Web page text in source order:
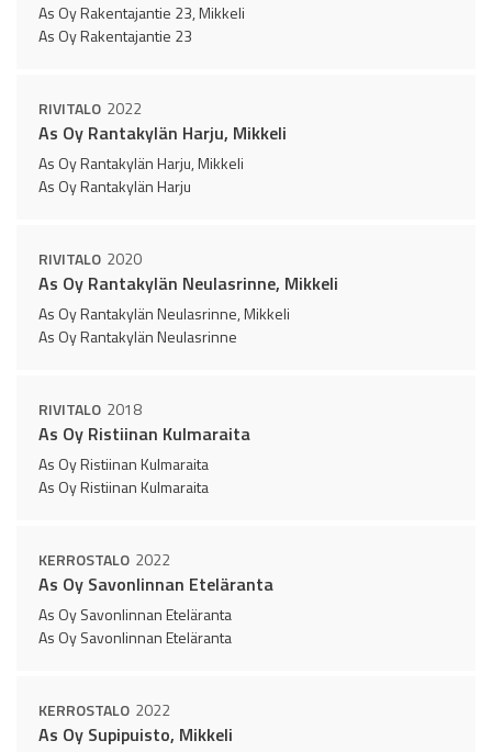
As Oy Rakentajantie 23, Mikkeli
As Oy Rakentajantie 23
RIVITALO 2022
As Oy Rantakylän Harju, Mikkeli
As Oy Rantakylän Harju, Mikkeli
As Oy Rantakylän Harju
RIVITALO 2020
As Oy Rantakylän Neulasrinne, Mikkeli
As Oy Rantakylän Neulasrinne, Mikkeli
As Oy Rantakylän Neulasrinne
RIVITALO 2018
As Oy Ristiinan Kulmaraita
As Oy Ristiinan Kulmaraita
As Oy Ristiinan Kulmaraita
KERROSTALO 2022
As Oy Savonlinnan Eteläranta
As Oy Savonlinnan Eteläranta
As Oy Savonlinnan Eteläranta
KERROSTALO 2022
As Oy Supipuisto, Mikkeli